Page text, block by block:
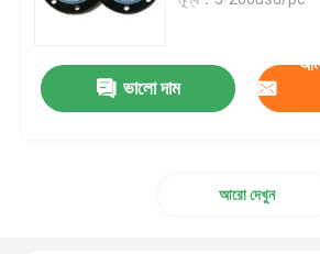
ভালো দাম
আরো দেখুন